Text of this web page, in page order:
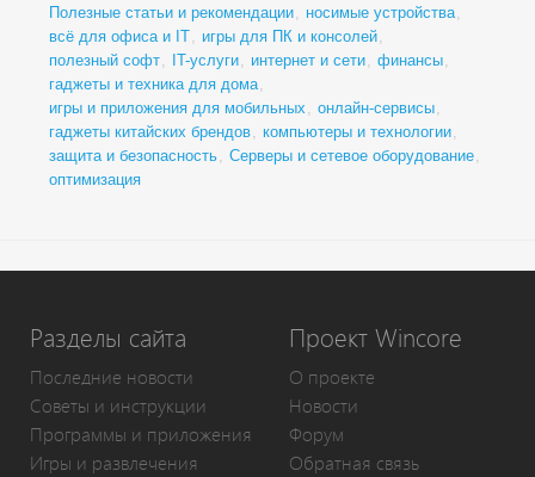
Полезные статьи и рекомендации, носимые устройства,
всё для офиса и IT, игры для ПК и консолей,
полезный софт, IT-услуги, интернет и сети, финансы,
гаджеты и техника для дома,
игры и приложения для мобильных , онлайн-сервисы,
гаджеты китайских брендов, компьютеры и технологии,
защита и безопасность, Серверы и сетевое оборудование,
оптимизация
Разделы сайта
Последние новости
Советы и инструкции
Программы и приложения
Игры и развлечения
Проект Wincore
О проекте
Новости
Форум
Обратная связь